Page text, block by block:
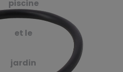
piscine
et le
jardin